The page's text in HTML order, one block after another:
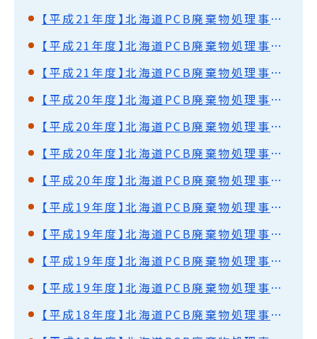
【平成21年度】北海道PCB廃棄物処理事業監視円卓会議（第17回）開催結果概要
【平成21年度】北海道PCB廃棄物処理事業監視円卓会議（第16回）開催結果概要
【平成21年度】北海道PCB廃棄物処理事業監視円卓会議（第15回）開催結果概要
【平成20年度】北海道PCB廃棄物処理事業監視円卓会議（第14回）開催結果概要
【平成20年度】北海道PCB廃棄物処理事業監視円卓会議（第13回）開催結果概要
【平成20年度】北海道PCB廃棄物処理事業監視円卓会議（第12回）開催結果概要
【平成20年度】北海道PCB廃棄物処理事業監視円卓会議（第11回）開催結果概要
【平成19年度】北海道PCB廃棄物処理事業監視円卓会議（第10回）開催結果概要
【平成19年度】北海道PCB廃棄物処理事業監視円卓会議（第9回）開催結果概要
【平成19年度】北海道PCB廃棄物処理事業監視円卓会議（第8回）開催結果概要
【平成19年度】北海道PCB廃棄物処理事業監視円卓会議（第7回）開催結果概要
【平成18年度】北海道PCB廃棄物処理事業監視円卓会議（第6回）開催結果概要